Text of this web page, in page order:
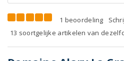
1 beoordeling
13 soortgelijke artikelen van